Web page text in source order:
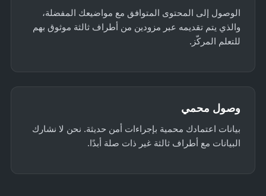
الوصول إلى المحتوى المتوافق مع مواضيعك المفضلة،
والذي يتم تقديمه عبر مزودين من أطراف ثالثة موثوق بهم
للتعلم المركّز.
وصول محمي
بيانات اعتمادك محمية بإجراءات أمن حديثة. نحن لا نشارك
البيانات مع أطراف ثالثة غير ذات صلة أبدًا.